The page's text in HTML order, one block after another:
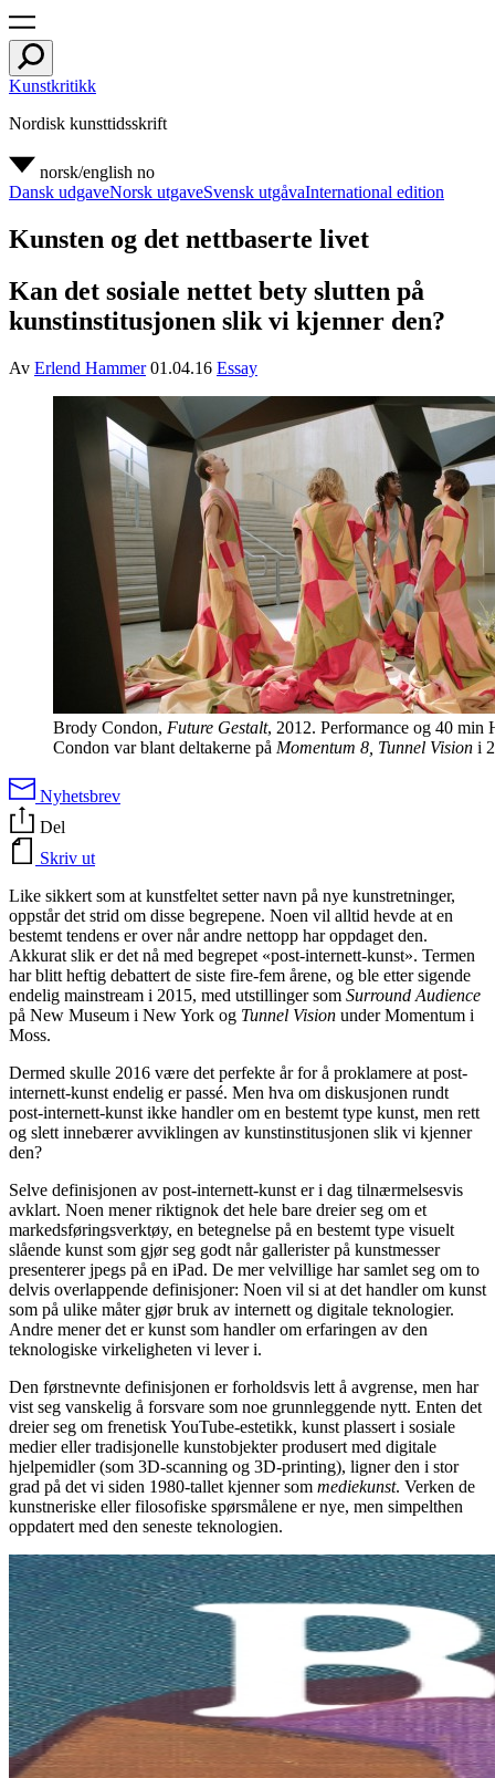
Kunstkritikk
Nordisk kunsttidsskrift
norsk/english no
Dansk udgaveNorsk utgaveSvensk utgåvaInternational edition
Kunsten og det nettbaserte livet
Kan det sosiale nettet bety slutten på
kunstinstitusjonen slik vi kjenner den?
Av Erlend Hammer 01.04.16 Essay
Brody Condon, Future Gestalt, 2012. Performance og 40 min
Condon var blant deltakerne på Momentum 8, Tunnel Vision i
Nyhetsbrev
Del
Skriv ut
Like sikkert som at kunstfeltet setter navn på nye kunstretninger,
oppstår det strid om disse begrepene. Noen vil alltid hevde at en
bestemt tendens er over når andre nettopp har oppdaget den.
Akkurat slik er det nå med begrepet «post-internett-kunst». Termen
har blitt heftig debattert de siste fire-fem årene, og ble etter sigende
endelig mainstream i 2015, med utstillinger som Surround Audience
på New Museum i New York og Tunnel Vision under Momentum i
Moss.
Dermed skulle 2016 være det perfekte år for å proklamere at post-
internett-kunst endelig er passé. Men hva om diskusjonen rundt
post-internett-kunst ikke handler om en bestemt type kunst, men rett
og slett innebærer avviklingen av kunstinstitusjonen slik vi kjenner
den?
Selve definisjonen av post-internett-kunst er i dag tilnærmelsesvis
avklart. Noen mener riktignok det hele bare dreier seg om et
markedsføringsverktøy, en betegnelse på en bestemt type visuelt
slående kunst som gjør seg godt når gallerister på kunstmesser
presenterer jpegs på en iPad. De mer velvillige har samlet seg om to
delvis overlappende definisjoner: Noen vil si at det handler om kunst
som på ulike måter gjør bruk av internett og digitale teknologier.
Andre mener det er kunst som handler om erfaringen av den
teknologiske virkeligheten vi lever i.
Den førstnevnte definisjonen er forholdsvis lett å avgrense, men har
vist seg vanskelig å forsvare som noe grunnleggende nytt. Enten det
dreier seg om frenetisk YouTube-estetikk, kunst plassert i sosiale
medier eller tradisjonelle kunstobjekter produsert med digitale
hjelpemidler (som 3D-scanning og 3D-printing), ligner den i stor
grad på det vi siden 1980-tallet kjenner som mediekunst. Verken de
kunstneriske eller filosofiske spørsmålene er nye, men simpelthen
oppdatert med den seneste teknologien.